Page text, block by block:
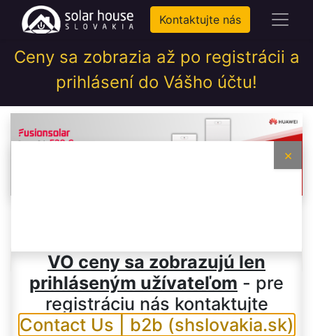
Kontaktujte nás
×
VO ceny sa zobrazujú len
prihláseným užívateľom - pre
registráciu nás kontaktujte
Contact Us | b2b (shslovakia.sk)
Ceny sa zobrazia až po registrácii a
prihlásení do Vášho účtu!
ComfoClime